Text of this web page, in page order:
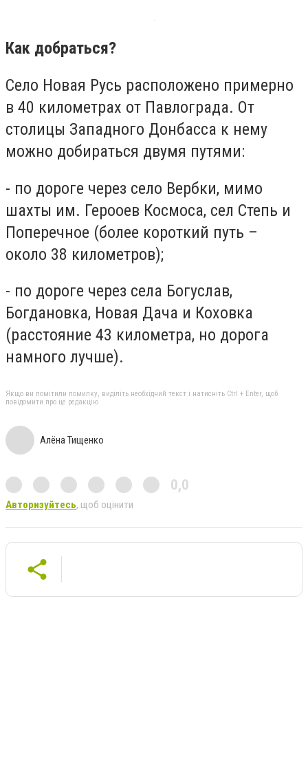
Как добраться?
Село Новая Русь расположено примерно
в 40 километрах от Павлограда. От
столицы Западного Донбасса к нему
можно добираться двумя путями:
- по дороге через село Вербки, мимо
шахты им. Герооев Космоса, сел Степь и
Поперечное (более короткий путь –
около 38 километров);
- по дороге через села Богуслав,
Богдановка, Новая Дача и Коховка
(расстояние 43 километра, но дорога
намного лучше).
Якщо ви помітили помилку, виділіть необхідний текст і натисніть Ctrl + Enter, щоб
повідомити про це редакцію
Алёна Тищенко
0,0
Авторизуйтесь, щоб оцінити